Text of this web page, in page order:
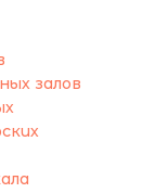
залов